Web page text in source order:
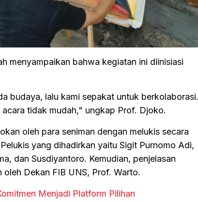
menyampaikan bahwa kegiatan ini diinisiasi
budaya, lalu kami sepakat untuk berkolaborasi.
tidak mudah," ungkap Prof. Djoko.
oleh para seniman dengan melukis secara
yang dihadirkan yaitu Sigit Purnomo Adi,
dan Susdiyantoro. Kemudian, penjelasan
Dekan FIB UNS, Prof. Warto.
Menjadi Platform Pilihan